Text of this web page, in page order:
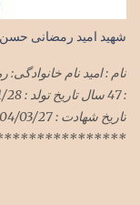
شهید امید رمضانی حسن
نام : امید نام